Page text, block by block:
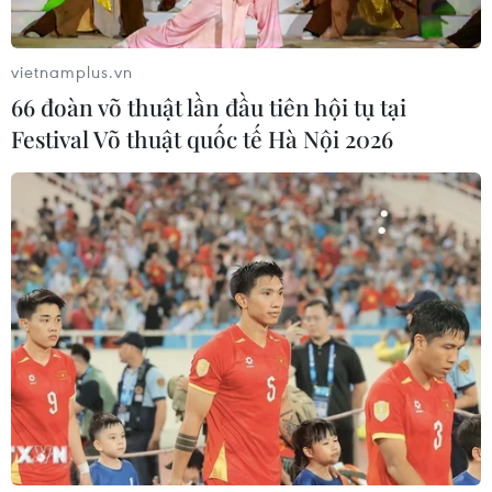
Tây Ban Nha: 100 người thiệt mạng
trong vụ vượt biển ồ ạt vào Ceuta
06/08/2026 16:03
Đức tuyên án chung thân đối tượng
gây vụ lao xe vào đám đông ở
Munich
06/08/2026 15:57
Nga thúc đẩy đa dạng hóa tuyến vận
tải kết nối châu Á qua Ấn Độ Dương
06/08/2026 15:34
vietnamplus.vn
66 đoàn võ thuật lần đầu tiên hội tụ tại
Festival Võ thuật quốc tế Hà Nội 2026